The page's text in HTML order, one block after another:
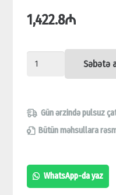
1,422.8₼
ZYXEL
POE
KOMMUTATOR
GÜCLÜ
ZYXEL,
Səbətə
Gün ərzində pulsuz
Bütün məhsullara
WhatsApp-da yaz